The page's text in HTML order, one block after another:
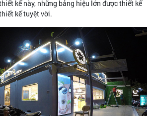
kế này, những bảng hiệu lớn được thiết kế
kế tuyệt vời.